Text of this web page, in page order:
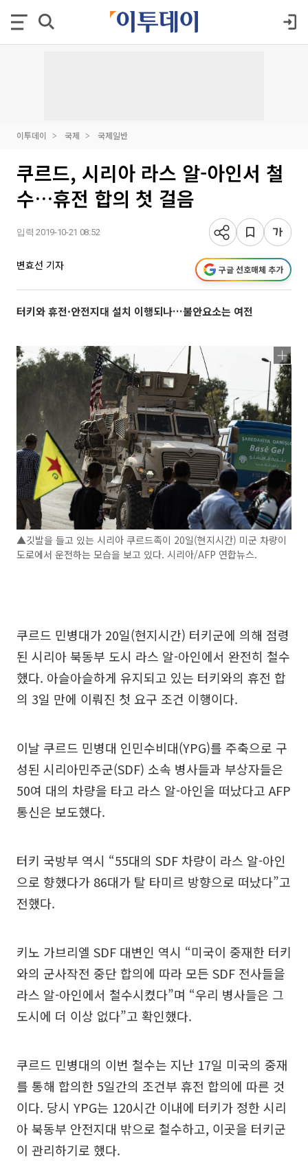
이투데이 국제 국제일반
쿠르드, 시리아 라스 알-아인서 철
수…휴전 합의 첫 걸음
입력 2019-10-21 08:52
변효선 기자 구글 선호매체 추가
터키와 휴전·안전지대 설치 이행되나…불안요소는 여전
▲깃발을 들고 있는 시리아 쿠르드족이 20일(현지시간) 미군 차량이
도로에서 운전하는 모습을 보고 있다. 시리아/AFP 연합뉴스.
쿠르드 민병대가 20일(현지시간) 터키군에 의해 점령
된 시리아 북동부 도시 라스 알-아인에서 완전히 철수
했다. 아슬아슬하게 유지되고 있는 터키와의 휴전 합
의 3일 만에 이뤄진 첫 요구 조건 이행이다.
이날 쿠르드 민병대 인민수비대(YPG)를 주축으로 구
성된 시리아민주군(SDF) 소속 병사들과 부상자들은
50여 대의 차량을 타고 라스 알-아인을 떠났다고 AFP
통신은 보도했다.
터키 국방부 역시 “55대의 SDF 차량이 라스 알-아인
으로 향했다가 86대가 탈 타미르 방향으로 떠났다”고
전했다.
키노 가브리엘 SDF 대변인 역시 “미국이 중재한 터키
와의 군사작전 중단 합의에 따라 모든 SDF 전사들을
라스 알-아인에서 철수시켰다”며 “우리 병사들은 그
도시에 더 이상 없다”고 확인했다.
쿠르드 민병대의 이번 철수는 지난 17일 미국의 중재
를 통해 합의한 5일간의 조건부 휴전 합의에 따른 것
이다. 당시 YPG는 120시간 이내에 터키가 정한 시리
아 북동부 안전지대 밖으로 철수하고, 이곳을 터키군
이 관리하기로 했다.